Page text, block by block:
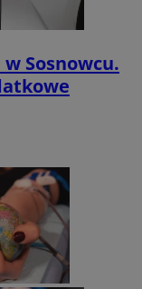
Sosnowcu.